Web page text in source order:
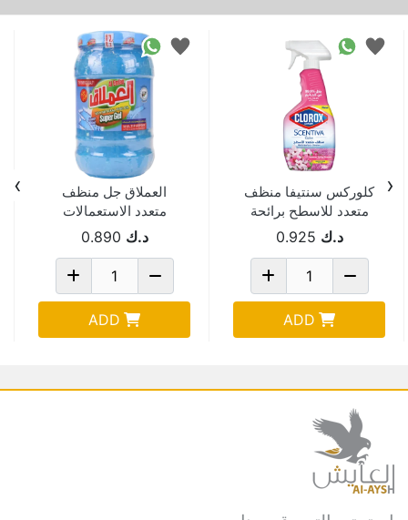
كلوركس سنتيفا منظف
متعدد للاسطح برائحة
الفواكه 500 مل
د.ك 0.925
ADD
العملاق جل منظف
متعدد الاستعمالات
انتعاش الصيف 1 كجم
د.ك 0.890
ADD
‹
›